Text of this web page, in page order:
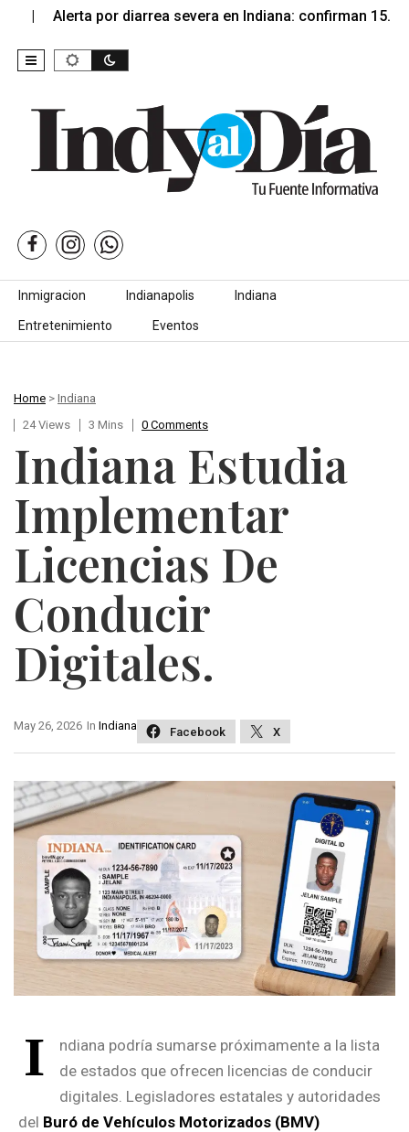
Alerta por diarrea severa en Indiana: confirman 15…
Skip to content
Inmigracion Indianapolis Indiana
Entretenimiento Eventos
Home > Indiana
24 Views
3 Mins 0 Comments
Indiana Estudia
Implementar
Licencias De
Conducir
Digitales.
In Indiana
May 26, 2026 Facebook X
I
ndiana podría sumarse próximamente a la lista
de estados que ofrecen licencias de conducir
digitales. Legisladores estatales y autoridades
del Buró de Vehículos Motorizados (BMV)